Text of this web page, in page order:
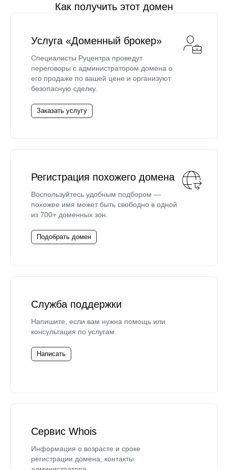
Как получить этот домен
Услуга «Доменный брокер»
Специалисты Руцентра проведут
переговоры с администратором домена о
его продаже по вашей цене и организуют
безопасную сделку.
Заказать услугу
Регистрация похожего домена
Воспользуйтесь удобным подбором —
похожее имя может быть свободно в одной
из 700+ доменных зон.
Подобрать домен
Служба поддержки
Напишите, если вам нужна помощь или
консультация по услугам.
Написать
Сервис Whois
Информация о возрасте и сроке
регистрации домена, контакты